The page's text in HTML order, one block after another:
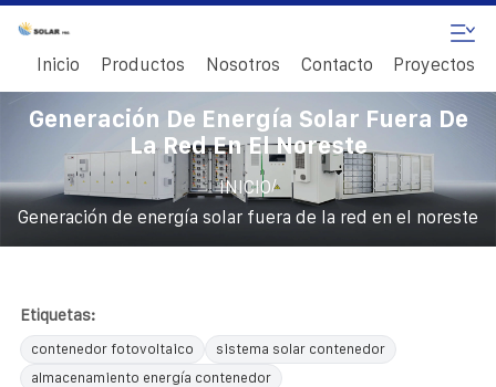
Inicio Productos Nosotros Contacto Proyectos
Generación De Energía Solar Fuera De
La Red En El Noreste
INICIO/
Generación de energía solar fuera de la red en el noreste
Etiquetas:
contenedor fotovoltaico
sistema solar contenedor
almacenamiento energía contenedor